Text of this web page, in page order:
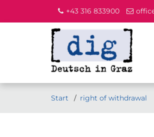
+43 316 833900
Start right of withdrawal